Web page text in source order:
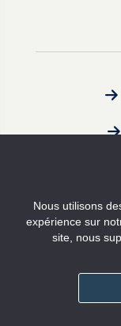
Nous utilisons
expérience sur
site, nous